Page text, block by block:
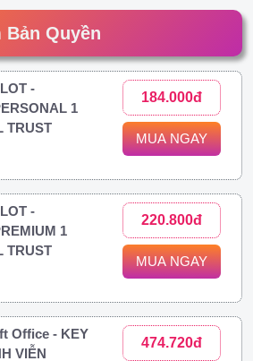
Bản Quyền
-
1
TRUST
184.000đ
MUA NGAY
-
1
TRUST
220.800đ
MUA NGAY
Office - KEY
VIỄN
474.720đ